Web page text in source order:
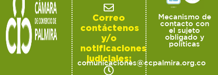
Correo
contáctenos
y/o
notificaciones
judiciales:
comunicaciones@ccpalmira.org.co
Mecanismo de
contacto con
el sujeto
obligado y
políticas